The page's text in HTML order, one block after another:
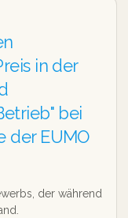
in der
bei
der EUMO
der während